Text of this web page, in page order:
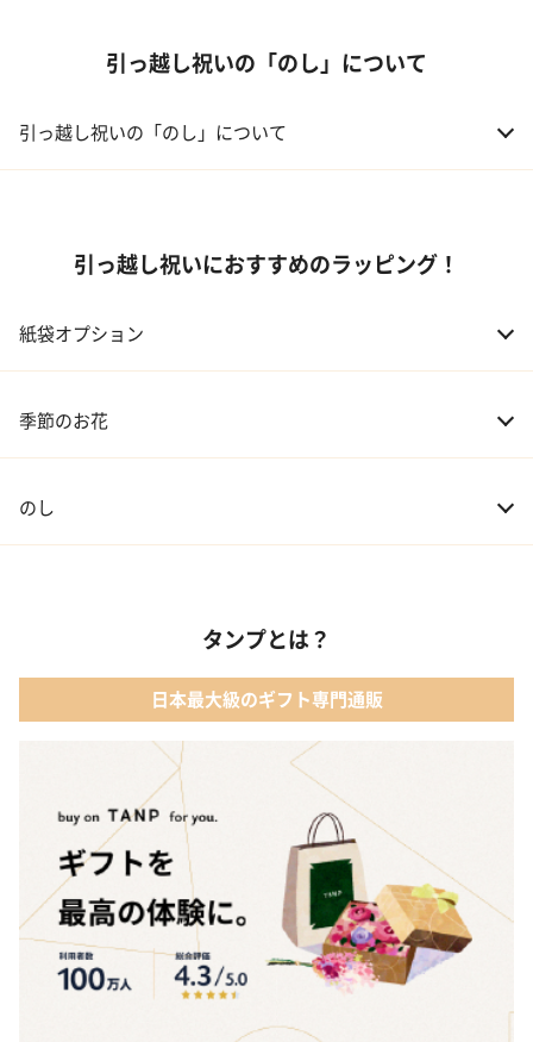
引っ越し祝いの「のし」について
引っ越し祝いの「のし」について
引っ越し祝いにおすすめのラッピング！
紙袋オプション
季節のお花
のし
タンプとは？
日本最大級のギフト専門通販